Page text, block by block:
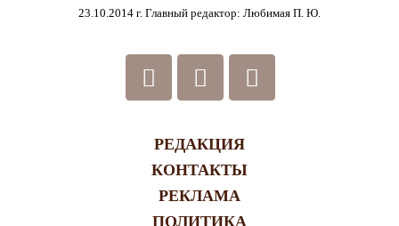
23.10.2014 г. Главный редактор: Любимая П. Ю.
РЕДАКЦИЯ
КОНТАКТЫ
РЕКЛАМА
ПОЛИТИКА